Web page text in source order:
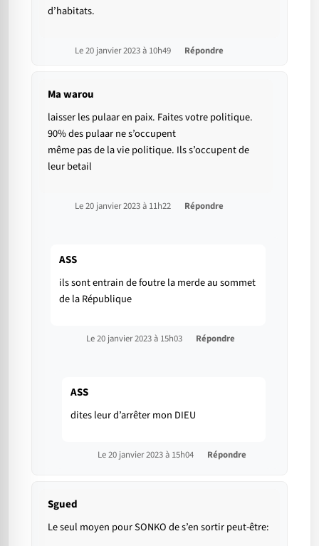
d’habitats.
Le 20 janvier 2023 à 10h49 Répondre
Ma warou
laisser les pulaar en paix. Faites votre politique.
90% des pulaar ne s’occupent
même pas de la vie politique. Ils s’occupent de
leur betail
Le 20 janvier 2023 à 11h22 Répondre
ASS
ils sont entrain de foutre la merde au sommet
de la République
Le 20 janvier 2023 à 15h03 Répondre
ASS
dites leur d’arrêter mon DIEU
Le 20 janvier 2023 à 15h04 Répondre
Sgued
Le seul moyen pour SONKO de s’en sortir peut-être: